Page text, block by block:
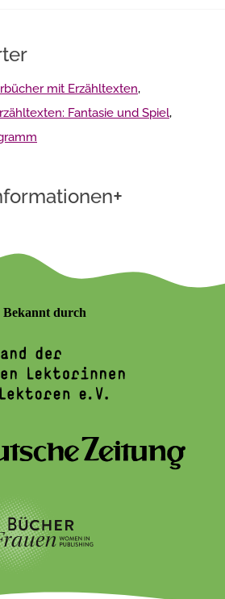
mit Erzähltexten,
Fantasie und Spiel,
+
Bekannt durch